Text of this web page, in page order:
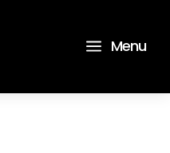
a Menu